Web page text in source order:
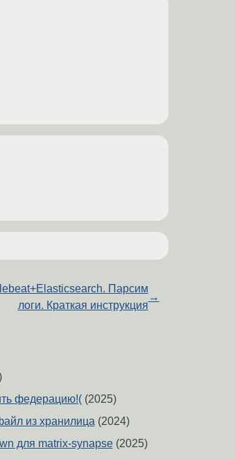
Парсим
логи. Краткая инструкция
→
федерацию!((2025)
из хранилица(2024)
для matrix-synapse(2025)